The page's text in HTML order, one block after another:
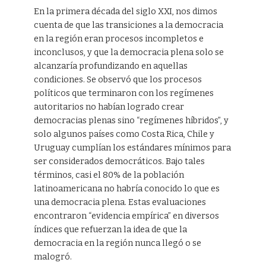
En la primera década del siglo XXI, nos dimos
cuenta de que las transiciones a la democracia
en la región eran procesos incompletos e
inconclusos, y que la democracia plena solo se
alcanzaría profundizando en aquellas
condiciones. Se observó que los procesos
políticos que terminaron con los regímenes
autoritarios no habían logrado crear
democracias plenas sino “regímenes híbridos”, y
solo algunos países como Costa Rica, Chile y
Uruguay cumplían los estándares mínimos para
ser considerados democráticos. Bajo tales
términos, casi el 80% de la población
latinoamericana no habría conocido lo que es
una democracia plena. Estas evaluaciones
encontraron “evidencia empírica” en diversos
índices que refuerzan la idea de que la
democracia en la región nunca llegó o se
malogró.